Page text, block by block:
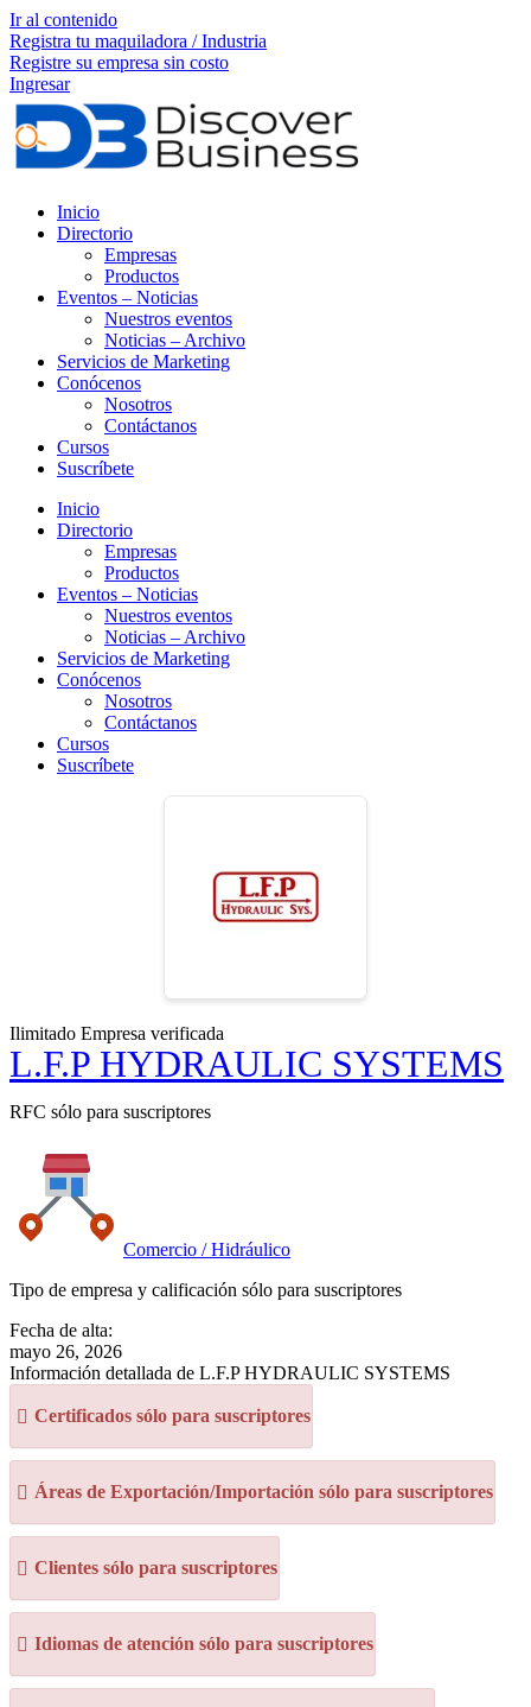
Ir al contenido
Registra tu maquiladora / Industria
Registre su empresa sin costo
Ingresar
Inicio
Directorio
Empresas
Productos
Eventos – Noticias
Nuestros eventos
Noticias – Archivo
Servicios de Marketing
Conócenos
Nosotros
Contáctanos
Cursos
Suscríbete
Inicio
Directorio
Empresas
Productos
Eventos – Noticias
Nuestros eventos
Noticias – Archivo
Servicios de Marketing
Conócenos
Nosotros
Contáctanos
Cursos
Suscríbete
Ilimitado Empresa verificada
L.F.P HYDRAULIC SYSTEMS
RFC sólo para suscriptores
Comercio / Hidráulico
Tipo de empresa y calificación sólo para suscriptores
Fecha de alta:
mayo 26, 2026
Información detallada de L.F.P HYDRAULIC SYSTEMS
Certificados sólo para suscriptores
Áreas de Exportación/Importación sólo para suscriptores
Clientes sólo para suscriptores
Idiomas de atención sólo para suscriptores